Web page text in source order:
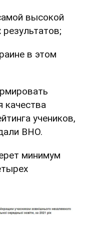
высокой
в этом
качества
учеников,
ВНО.
минимум